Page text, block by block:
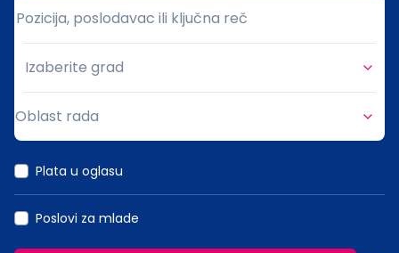
Pozicija, poslodavac ili ključna reč
Pozicija, poslodavac ili ključna reč
Grad
Izaberite grad
Oblast rada
Plata u oglasu
Poslovi za mlade